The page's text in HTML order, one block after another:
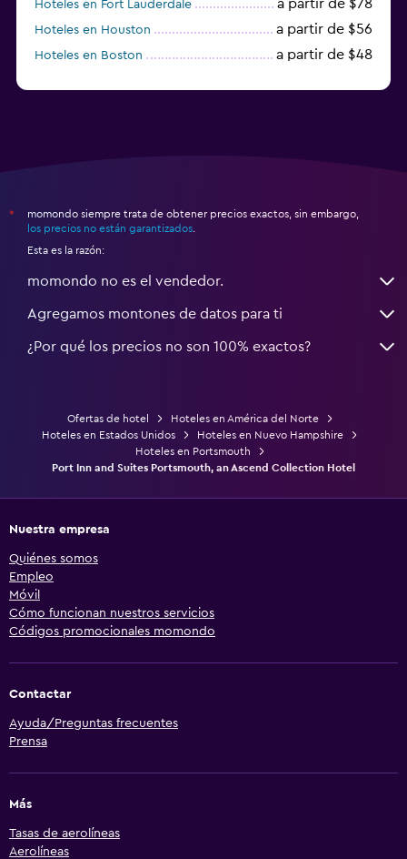
Hoteles en Fort Lauderdale a partir de $78
Hoteles en Houston a partir de $56
Hoteles en Boston a partir de $48
*
momondo siempre trata de obtener precios exactos, sin embargo,
los precios no están garantizados
Esta es la razón:
momondo no es el vendedor.
Agregamos montones de datos para ti
¿Por qué los precios no son 100% exactos?
Ofertas de hotel
Hoteles en América del Norte
Hoteles en Estados Unidos
Hoteles en Nuevo Hampshire
Hoteles en Portsmouth
Port Inn and Suites Portsmouth, an Ascend Collection Hotel
Nuestra empresa
Quiénes somos
Empleo
Móvil
Cómo funcionan nuestros servicios
Códigos promocionales momondo
Contactar
Ayuda/Preguntas frecuentes
Prensa
Más
Tasas de aerolíneas
Aerolíneas